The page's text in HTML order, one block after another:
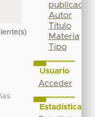
publicación
Autor
Título
Materia
Tipo
Usuario
Acceder
Estadísticas